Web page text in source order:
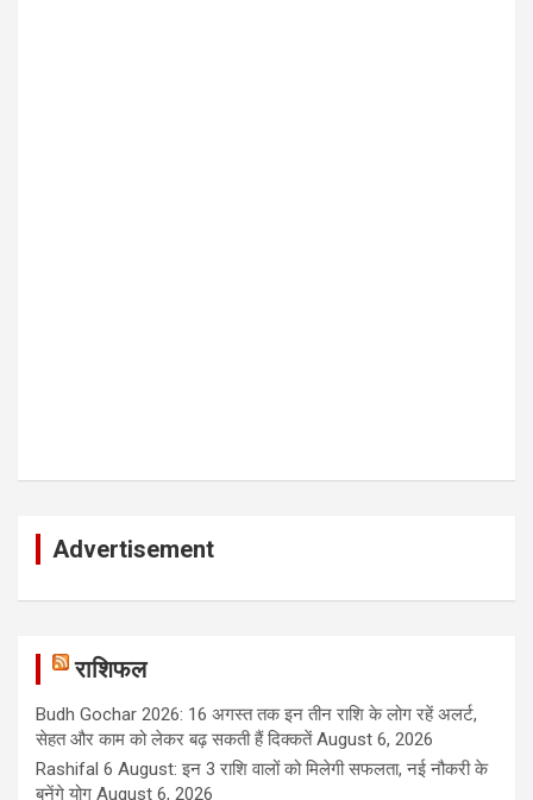
Advertisement
राशिफल
Budh Gochar 2026: 16 अगस्त तक इन तीन राशि के लोग रहें अलर्ट,
सेहत और काम को लेकर बढ़ सकती हैं दिक्कतें August 6, 2026
Rashifal 6 August: इन 3 राशि वालों को मिलेगी सफलता, नई नौकरी के
बनेंगे योग August 6, 2026